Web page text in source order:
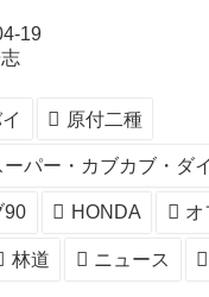
19
原付二種
パー・カブカブ・ダ
90 HONDA オ
林道 ニュース